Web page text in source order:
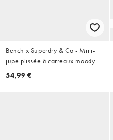
Bench x Superdry & Co - Mini-
jupe plissée à carreaux moody et
logo - Bleu/clair de lune
54,99 €